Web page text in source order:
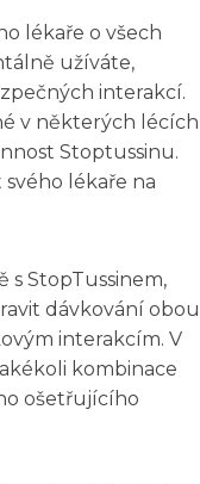
lékaře o všech
užíváte,
interakcí.
v některých lécích
Stoptussinu.
lékaře na
s StopTussinem,
dávkování obou
interakcím. V
kombinace
ošetřujícího